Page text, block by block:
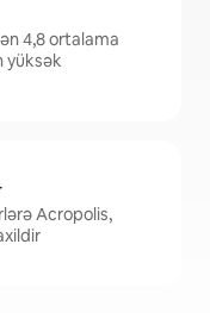
4,8 ortalama
yüksək
Acropolis,